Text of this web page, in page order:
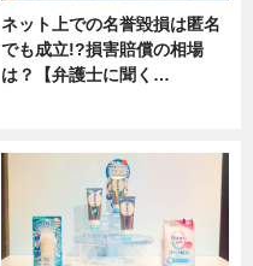
ネット上での名誉毀損は匿名
でも成立!?損害賠償の相場
は？【弁護士に聞く…